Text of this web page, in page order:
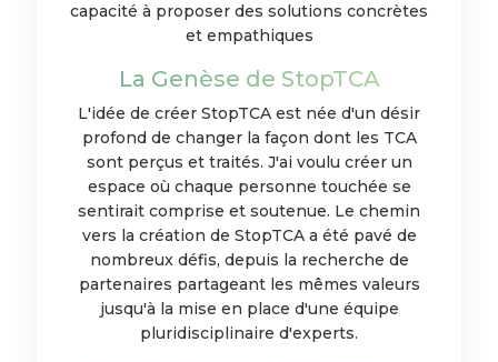
capacité à proposer des solutions concrètes
et empathiques
La Genèse de StopTCA
L'idée de créer StopTCA est née d'un désir
profond de changer la façon dont les TCA
sont perçus et traités. J'ai voulu créer un
espace où chaque personne touchée se
sentirait comprise et soutenue. Le chemin
vers la création de StopTCA a été pavé de
nombreux défis, depuis la recherche de
partenaires partageant les mêmes valeurs
jusqu'à la mise en place d'une équipe
pluridisciplinaire d'experts.